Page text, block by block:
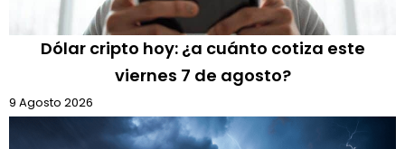
Dólar cripto hoy: ¿a cuánto cotiza este
viernes 7 de agosto?
9 Agosto 2026